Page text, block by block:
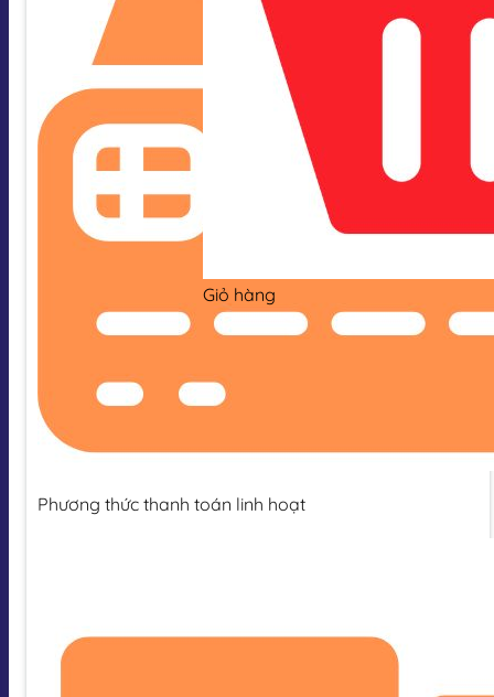
Giỏ hàng
Phương thức thanh toán linh hoạt